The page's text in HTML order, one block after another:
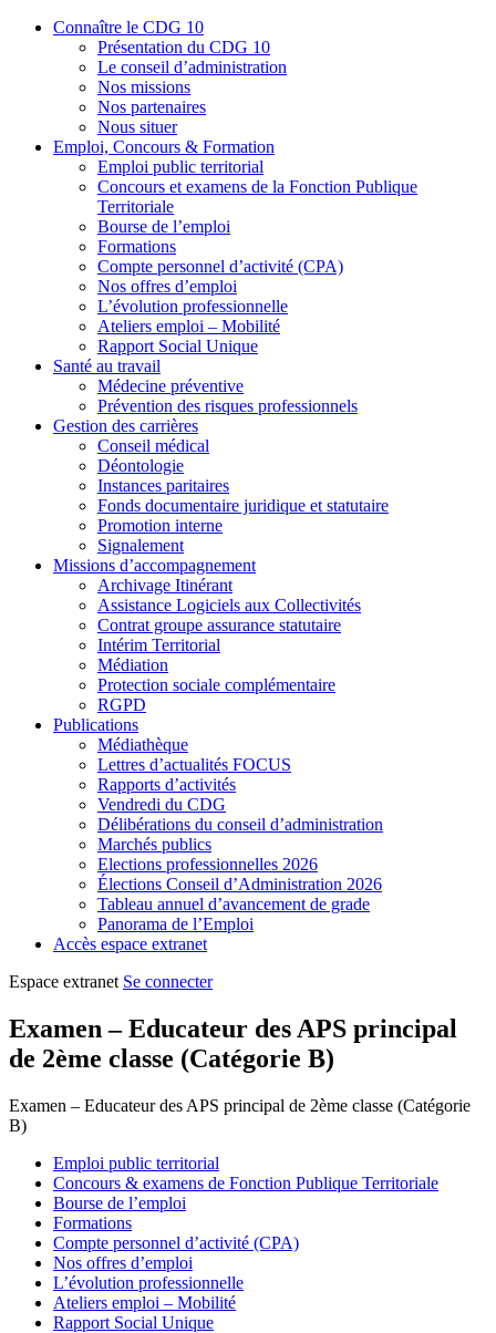
Connaître le CDG 10
Présentation du CDG 10
Le conseil d’administration
Nos missions
Nos partenaires
Nous situer
Emploi, Concours & Formation
Emploi public territorial
Concours et examens de la Fonction Publique
Territoriale
Bourse de l’emploi
Formations
Compte personnel d’activité (CPA)
Nos offres d’emploi
L’évolution professionnelle
Ateliers emploi – Mobilité
Rapport Social Unique
Santé au travail
Médecine préventive
Prévention des risques professionnels
Gestion des carrières
Conseil médical
Déontologie
Instances paritaires
Fonds documentaire juridique et statutaire
Promotion interne
Signalement
Missions d’accompagnement
Archivage Itinérant
Assistance Logiciels aux Collectivités
Contrat groupe assurance statutaire
Intérim Territorial
Médiation
Protection sociale complémentaire
RGPD
Publications
Médiathèque
Lettres d’actualités FOCUS
Rapports d’activités
Vendredi du CDG
Délibérations du conseil d’administration
Marchés publics
Elections professionnelles 2026
Élections Conseil d’Administration 2026
Tableau annuel d’avancement de grade
Panorama de l’Emploi
Accès espace extranet
Espace extranet Se connecter
Examen – Educateur des APS principal
de 2ème classe (Catégorie B)
Examen – Educateur des APS principal de 2ème classe (Catégorie
B)
Emploi public territorial
Concours & examens de Fonction Publique Territoriale
Bourse de l’emploi
Formations
Compte personnel d’activité (CPA)
Nos offres d’emploi
L’évolution professionnelle
Ateliers emploi – Mobilité
Rapport Social Unique